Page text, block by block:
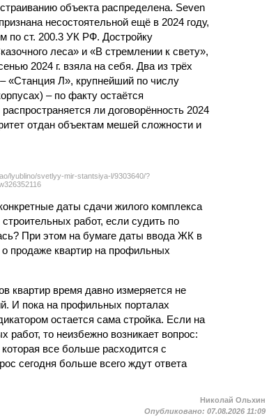
объекта распределена. Seven
несостоятельной ещё в 2024 году,
по ст. 200.3 УК РФ. Достройку
леса» и «В стремлении к свету»,
2024 г. взяла на себя. Два из трёх
«Станция Л», крупнейший по числу
– по факту остаётся
ли договорённость 2024
отдан объектам мешей сложности и
lyublino/svetlyy-mir-stantsiya-l/9303640/?
даты сдачи жилого комплекса
работ, если судить по
При этом на бумаге даты ввода ЖК в
продаже квартир на профильных
квартир время давно измеряется не
И пока на профильных порталах
остается сама стройка. Если на
то неизбежно возникает вопрос:
все больше расходится с
сегодня больше всего ждут ответа
Николай Ольхин
Опубликовано:07.08.2026 11:09